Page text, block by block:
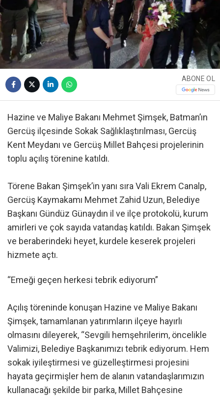
ABONE OL
Hazine ve Maliye Bakanı Mehmet Şimşek, Batman’ın
Gercüş ilçesinde Sokak Sağlıklaştırılması, Gercüş
Kent Meydanı ve Gercüş Millet Bahçesi projelerinin
toplu açılış törenine katıldı.
Törene Bakan Şimşek’in yanı sıra Vali Ekrem Canalp,
Gercüş Kaymakamı Mehmet Zahid Uzun, Belediye
Başkanı Gündüz Günaydın il ve ilçe protokolü, kurum
amirleri ve çok sayıda vatandaş katıldı. Bakan Şimşek
ve beraberindeki heyet, kurdele keserek projeleri
hizmete açtı.
“Emeği geçen herkesi tebrik ediyorum”
Açılış töreninde konuşan Hazine ve Maliye Bakanı
Şimşek, tamamlanan yatırımların ilçeye hayırlı
olmasını dileyerek, “Sevgili hemşehrilerim, öncelikle
Valimizi, Belediye Başkanımızı tebrik ediyorum. Hem
sokak iyileştirmesi ve güzelleştirmesi projesini
hayata geçirmişler hem de alanın vatandaşlarımızın
kullanacağı şekilde bir parka, Millet Bahçesine